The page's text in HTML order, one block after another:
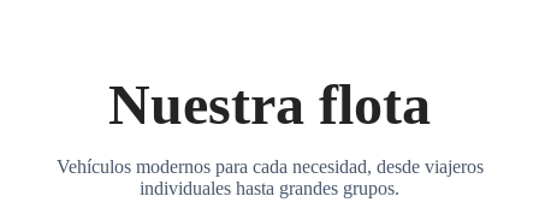
Nuestra flota
Vehículos modernos para cada necesidad, desde viajeros
individuales hasta grandes grupos.